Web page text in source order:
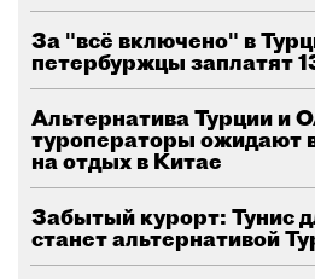
За "всё включено" в
петербуржцы заплатят
Альтернатива Турции и
туроператоры ожидают
на отдых в Китае
Забытый курорт: Тунис
станет альтернативой